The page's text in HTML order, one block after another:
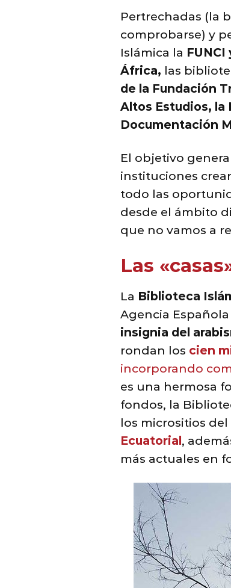
Pertrechadas (la
comprobarse) y
Islámica la
África, las
de la Fundación
Altos Estudios, la
Documentación
El objetivo
instituciones
todo las
desde el ámbito
que no vamos a
Las
La Biblioteca
Agencia
insignia del
rondan los cien
incorporando
es una hermosa
fondos, la
los micrositios del
Ecuatorial,
más actuales en